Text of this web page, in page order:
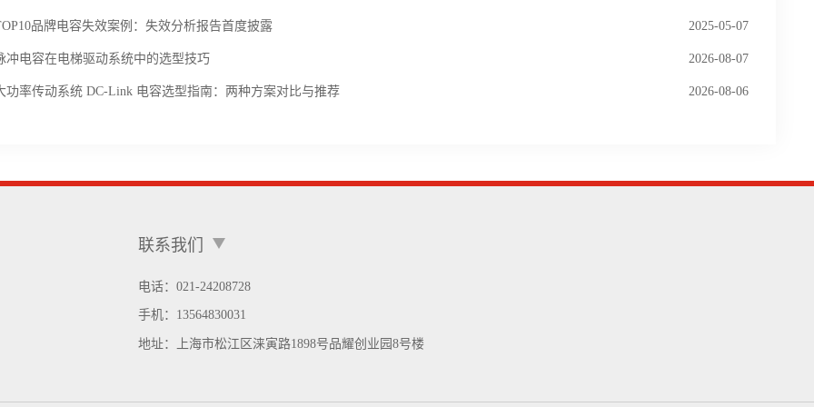
2025-05-07
品牌电容失效案例：失效分析报告首度披露
2026-08-07
冲电容在电梯驱动系统中的选型技巧
2026-08-06
功率传动系统 DC-Link 电容选型指南：两种方案对比与推荐
联系我们
电话：021-24208728
手机： 13564830031
地址： 上海市松江区涞寅路1898号品耀创业园8号楼